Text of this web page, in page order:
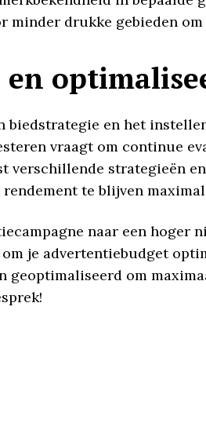
minder drukke gebieden
en
biedstrategie en het
vraagt om continue
verschillende strategieën
rendement te blijven
naar een hoger
je advertentiebudget
geoptimaliseerd om